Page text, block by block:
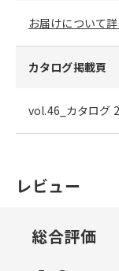
お届けについて
カタログ掲載頁
vol.46_カタログ
レビュー
総合評価